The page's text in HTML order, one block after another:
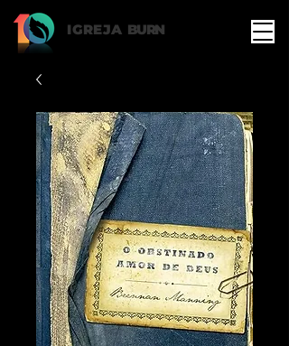
IGREJA BURN